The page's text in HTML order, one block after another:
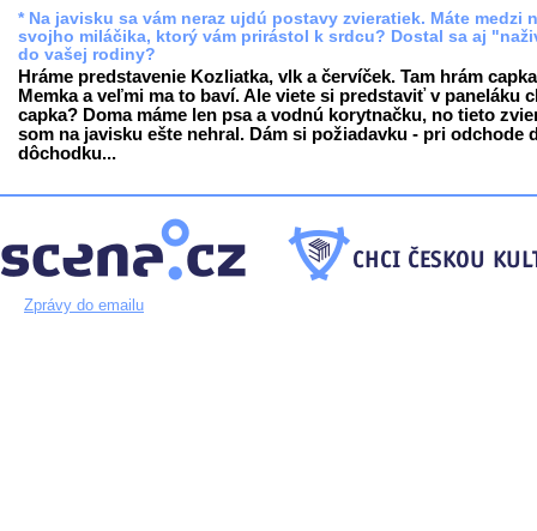
* Na javisku sa vám neraz ujdú postavy zvieratiek. Máte medzi
svojho miláčika, ktorý vám prirástol k srdcu? Dostal sa aj
do vašej rodiny?
Hráme predstavenie Kozliatka, vlk a červíček. Tam hrám capka
Memka a veľmi ma to baví. Ale viete si predstaviť v paneláku
capka? Doma máme len psa a vodnú korytnačku, no tieto
som na javisku ešte nehral. Dám si požiadavku - pri odchode
dôchodku...
Zprávy do emailu